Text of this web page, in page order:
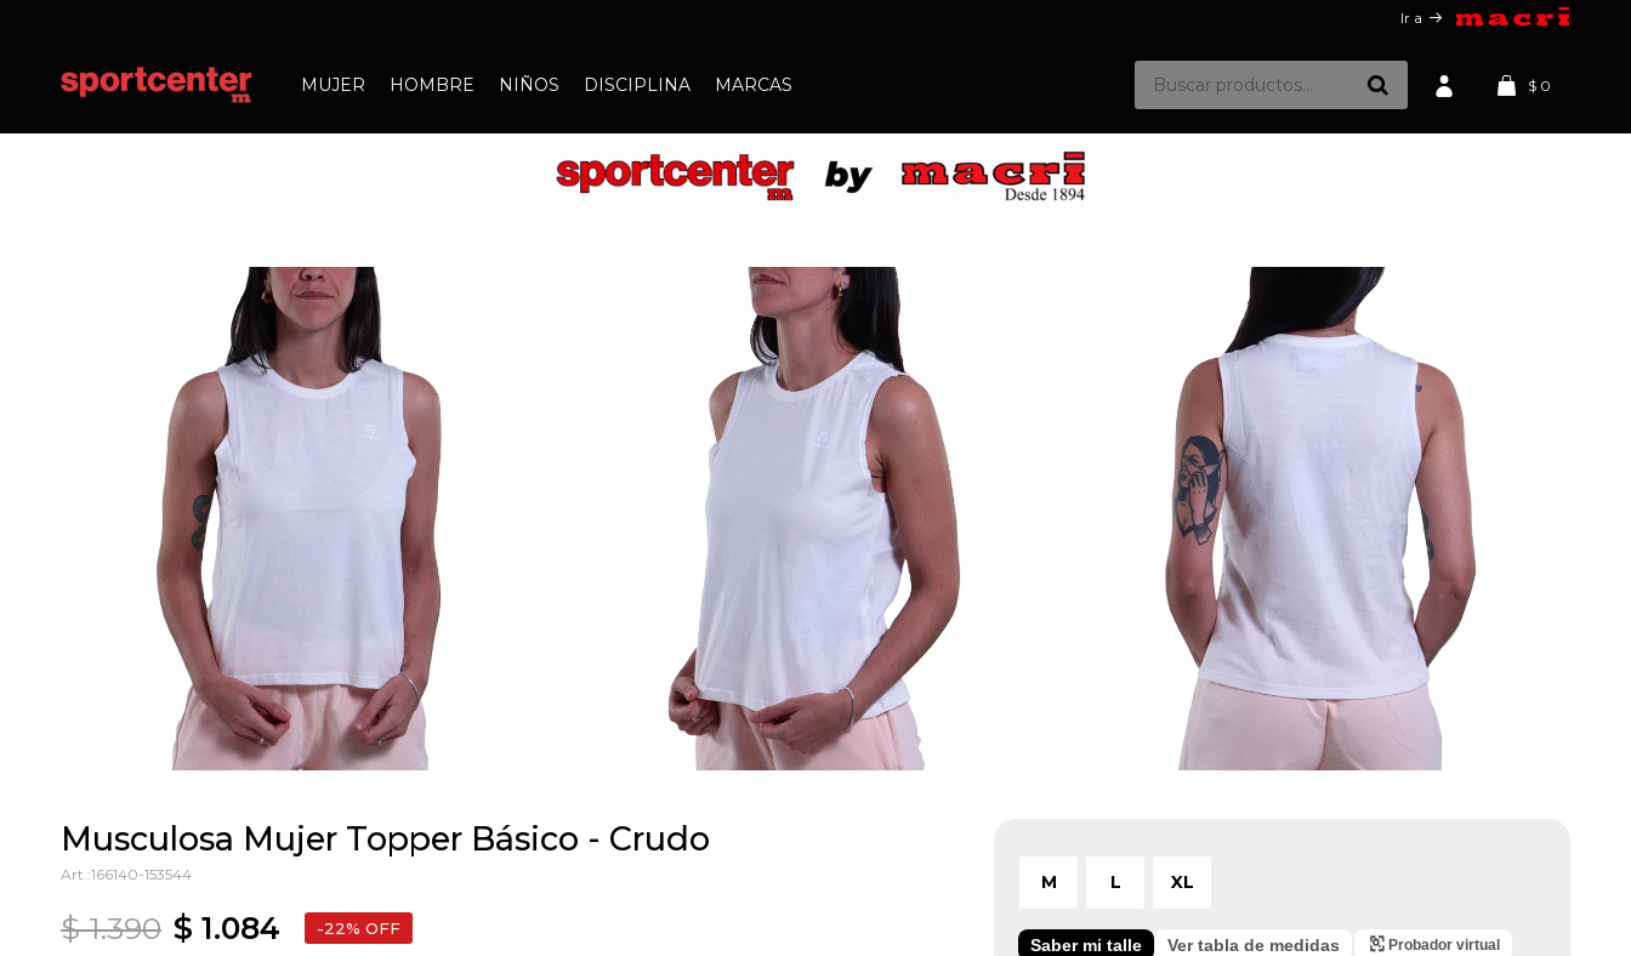
MUJER HOMBRE NIÑOS DISCIPLINA MARCAS $ 0
Ir a
Musculosa Mujer Topper Básico - Crudo
166140-153544
$ 1.084
$ 1.390 22
M L XL
Saber mi talle Ver tabla de medidas Probador virtual